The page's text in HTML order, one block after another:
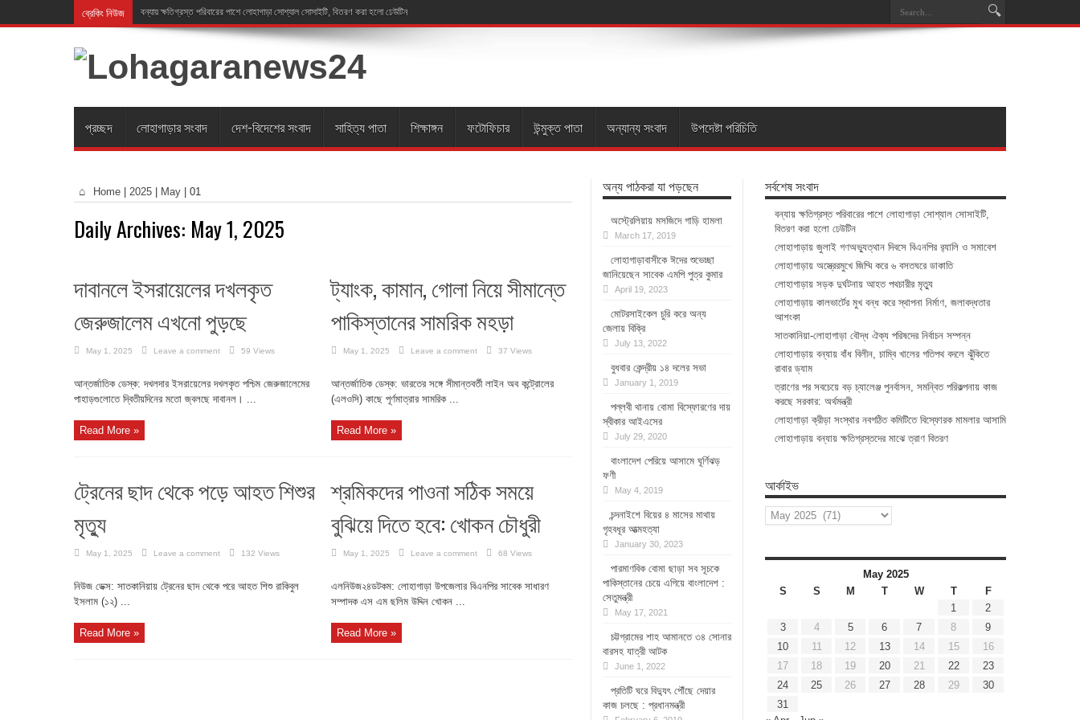
ব্রেকিং নিউজ বন্যায় ক্ষতিগ্রস্ত পরিবারের পাশে লোহাগাড়া সোশ্যাল সোসাইটি, বিতরণ করা হলো ঢেউটিন
প্রচ্ছদ লোহাগাড়ার সংবাদ দেশ-বিদেশের সংবাদ সাহিত্য পাতা শিক্ষাঙ্গন ফটোফিচার উন্মুক্ত পাতা অন্যান্য সংবাদ উপদেষ্টা পরিচিতি
Home 2025 May 01
Daily Archives: May 1, 2025
দাবানলে ইসরায়েলের দখলকৃত
জেরুজালেম এখনো পুড়ছে
May 1, 2025 Leave a comment 59 Views
আন্তর্জাতিক ডেস্ক: দখলদার ইসরায়েলের দখলকৃত পশ্চিম জেরুজালেমের
পাহাড়গুলোতে দ্বিতীয়দিনের মতো জ্বলছে দাবানল। ...
Read More »
ট্যাংক, কামান, গোলা নিয়ে সীমান্তে
পাকিস্তানের সামরিক মহড়া
May 1, 2025 Leave a comment 37 Views
আন্তর্জাতিক ডেস্ক: ভারতের সঙ্গে সীমান্তবর্তী লাইন অব কন্ট্রোলের
(এলওসি) কাছে পূর্ণমাত্রার সামরিক ...
Read More »
ট্রেনের ছাদ থেকে পড়ে আহত শিশুর
মৃত্যু
May 1, 2025 Leave a comment 132 Views
নিউজ ডেক্স: সাতকানিয়ায় ট্রেনের ছাদ থেকে পরে আহত শিশু রাকিবুল
ইসলাম (১২) ...
Read More »
শ্রমিকদের পাওনা সঠিক সময়ে
বুঝিয়ে দিতে হবে: খোকন চৌধুরী
May 1, 2025 Leave a comment 68 Views
এলনিউজ২৪ডটকম: লোহাগাড়া উপজেলার বিএনপির সাবেক সাধারণ
সম্পাদক এস এম ছলিম উদ্দিন খোকন ...
Read More »
অন্য পাঠকরা যা পড়ছেন
অস্ট্রেলিয়ায় মসজিদে গাড়ি হামলা
March 17, 2019
লোহাগাড়াবাসীকে ঈদের শুভেচ্ছা
জানিয়েছেন সাবেক এমপি পুত্র কুমার
April 19, 2023
মোটরসাইকেল চুরি করে অন্য
জেলায় বিক্রি
July 13, 2022
বুধবার কেন্দ্রীয় ১৪ দলের সভা
January 1, 2019
পল্লবী থানায় বোমা বিস্ফোরণের দায়
স্বীকার আইএসের
July 29, 2020
বাংলাদেশ পেরিয়ে আসামে ঘূর্ণিঝড়
ফণী
May 4, 2019
চন্দনাইশে বিয়ের ৪ মাসের মাথায়
গৃহবধূর আত্মহত্যা
January 30, 2023
পারমাণবিক বোমা ছাড়া সব সূচকে
পাকিস্তানের চেয়ে এগিয়ে বাংলাদেশ :
সেতুমন্ত্রী
May 17, 2021
চট্টগ্রামের শাহ আমানতে ৩৪ সোনার
বারসহ যাত্রী আটক
June 1, 2022
প্রতিটি ঘরে বিদ্যুৎ পৌঁছে দেয়ার
কাজ চলছে : প্রধানমন্ত্রী
সর্বশেষ সংবাদ
বন্যায় ক্ষতিগ্রস্ত পরিবারের পাশে লোহাগাড়া সোশ্যাল সোসাইটি,
বিতরণ করা হলো ঢেউটিন
লোহাগাড়ায় জুলাই গণঅভ্যুত্থান দিবসে বিএনপির র‌্যালি ও সমাবেশ
লোহাগাড়ায় অস্ত্রেরমুখে জিম্মি করে ৬ বসতঘরে ডাকাতি
লোহাগাড়ায় সড়ক দুর্ঘটনায় আহত পথচারীর মৃত্যু
লোহাগাড়ায় কালভার্টের মুখ বন্ধ করে স্থাপনা নির্মাণ, জলাবদ্ধতার
আশংকা
সাতকানিয়া-লোহাগাড়া বৌদ্ধ ঐক্য পরিষদের নির্বাচন সম্পন্ন
লোহাগাড়ায় বন্যায় বাঁধ বিলীন, চাম্বি খালের গতিপথ বদলে ঝুঁকিতে
রাবার ড্যাম
ত্রাণের পর সবচেয়ে বড় চ্যালেঞ্জ পুনর্বাসন, সমন্বিত পরিকল্পনায় কাজ
করছে সরকার: অর্থমন্ত্রী
লোহাগাড়া ক্রীড়া সংস্থার নবগঠিত কমিটিতে বিস্ফোরক মামলার আসামি
লোহাগাড়ায় বন্যায় ক্ষতিগ্রস্তদের মাঝে ত্রাণ বিতরণ
আর্কাইভ
আর্কাইভ
May 2025
S
S M T W T
F
1
2
3
4 5 6 7 8
9
10
11 12 13 14 15
16
17
18 19 20 21 22
23
24
25 26 27 28 29
30
31